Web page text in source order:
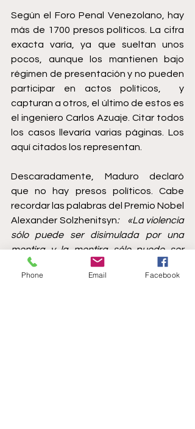
Según el Foro Penal Venezolano, hay
más de 1700 presos políticos. La cifra
exacta varía, ya que sueltan unos
pocos, aunque los mantienen bajo
régimen de presentación y no pueden
participar en actos políticos,  y
capturan a otros, el último de estos es
el ingeniero Carlos Azuaje. Citar todos
los casos llevaría varias páginas. Los
aquí citados los representan.
Descaradamente, Maduro declaró
que no hay presos políticos. Cabe
recordar las palabras del Premio Nobel
Alexander Solzhenitsyn:    «La violencia
sólo puede ser disimulada por una
mentira y la mentira sólo puede ser
mantenida por la violencia. Cualquiera
que haya proclamado la violencia
Phone Email Facebook